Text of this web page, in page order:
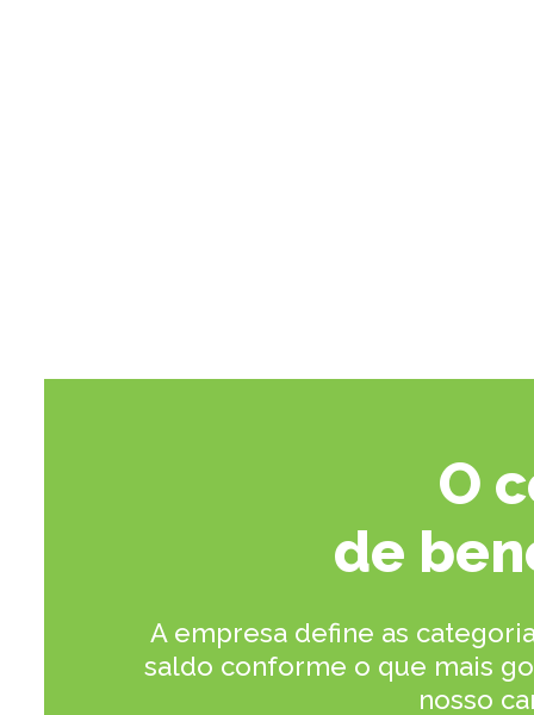
O
de
A empresa define as
saldo conforme o que mais
nosso